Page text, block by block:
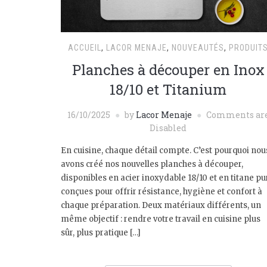
ACCUEIL , LACOR MENAJE, NOUVEAUTÉS, PRODUITS
Planches à découper en Inox
18/10 et Titanium
16/10/2025 by Lacor Menaje
Comments
Disabled
En cuisine, chaque détail compte. C’est pourquoi
avons créé nos nouvelles planches à découper,
disponibles en acier inoxydable 18/10 et en titane
conçues pour offrir résistance, hygiène et confort à
chaque préparation. Deux matériaux différents, un
même objectif : rendre votre travail en cuisine plus
sûr, plus pratique […]